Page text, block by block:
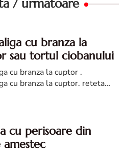
/ urmatoare
cu branza la
sau tortul ciobanului
cu branza la cuptor .
cu branza la cuptor. reteta
cu perisoare din
amestec